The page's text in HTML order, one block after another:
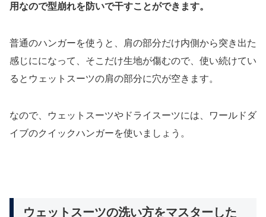
用なので型崩れを防いで干すことができます。
普通のハンガーを使うと、肩の部分だけ内側から突き出た
感じにになって、そこだけ生地が傷むので、使い続けてい
るとウェットスーツの肩の部分に穴が空きます。
なので、ウェットスーツやドライスーツには、ワールドダ
イブのクイックハンガーを使いましょう。
ウェットスーツの洗い方をマスターした